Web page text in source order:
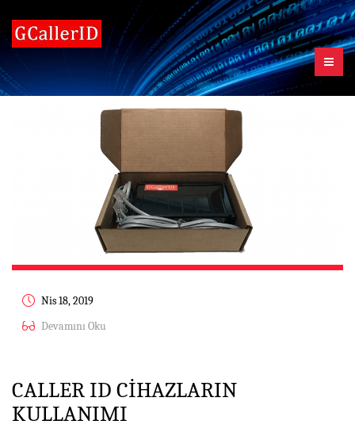
Nis 18, 2019
Devamını Oku
CALLER ID CIHAZLARIN
KULLANIMI